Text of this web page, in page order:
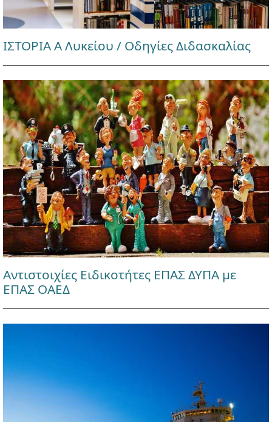
ΙΣΤΟΡΙΑ Α Λυκείου / Οδηγίες Διδασκαλίας
Αντιστοιχίες Ειδικοτήτες ΕΠΑΣ ΔΥΠΑ με
ΕΠΑΣ ΟΑΕΔ